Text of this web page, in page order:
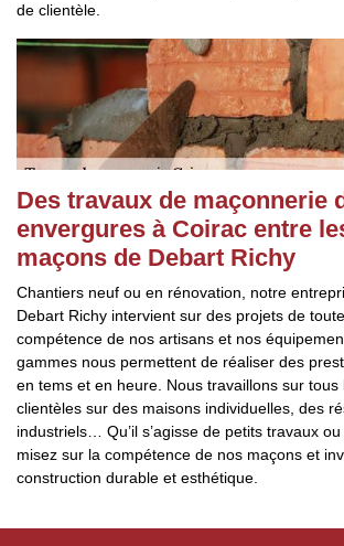
de clientèle.
Des travaux de maçonnerie
envergures à Coirac entre
maçons de Debart Richy
Chantiers neuf ou en rénovation, notre
Debart Richy intervient sur des projets de
compétence de nos artisans et nos
gammes nous permettent de réaliser des
en tems et en heure. Nous travaillons sur tous
clientèles sur des maisons individuelles, des
industriels… Qu’il s’agisse de petits travaux
misez sur la compétence de nos maçons et
construction durable et esthétique.